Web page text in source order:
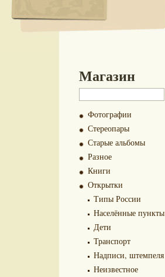
Магазин
Фотографии
Стереопары
Старые альбомы
Разное
Книги
Открытки
Типы России
Населённые пункты
Дети
Транспорт
Надписи, штемпеля
Неизвестное